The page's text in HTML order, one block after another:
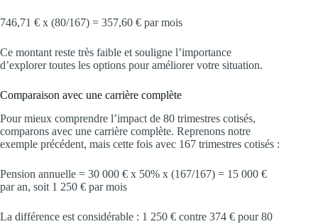
746,71 € x (80/167) = 357,60 € par mois
Ce montant reste très faible et souligne l’importance
d’explorer toutes les options pour améliorer votre situation.
Comparaison avec une carrière complète
Pour mieux comprendre l’impact de 80 trimestres cotisés,
comparons avec une carrière complète. Reprenons notre
exemple précédent, mais cette fois avec 167 trimestres cotisés :
Pension annuelle = 30 000 € x 50% x (167/167) = 15 000 €
par an, soit 1 250 € par mois
La différence est considérable : 1 250 € contre 374 € pour 80